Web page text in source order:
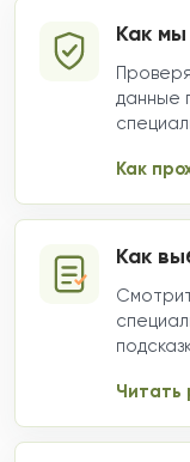
Как
данные
Как
Как
Читать